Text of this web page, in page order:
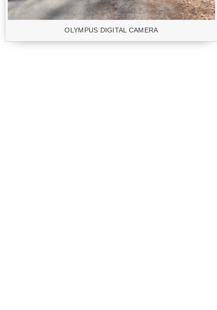
OLYMPUS DIGITAL CAMERA